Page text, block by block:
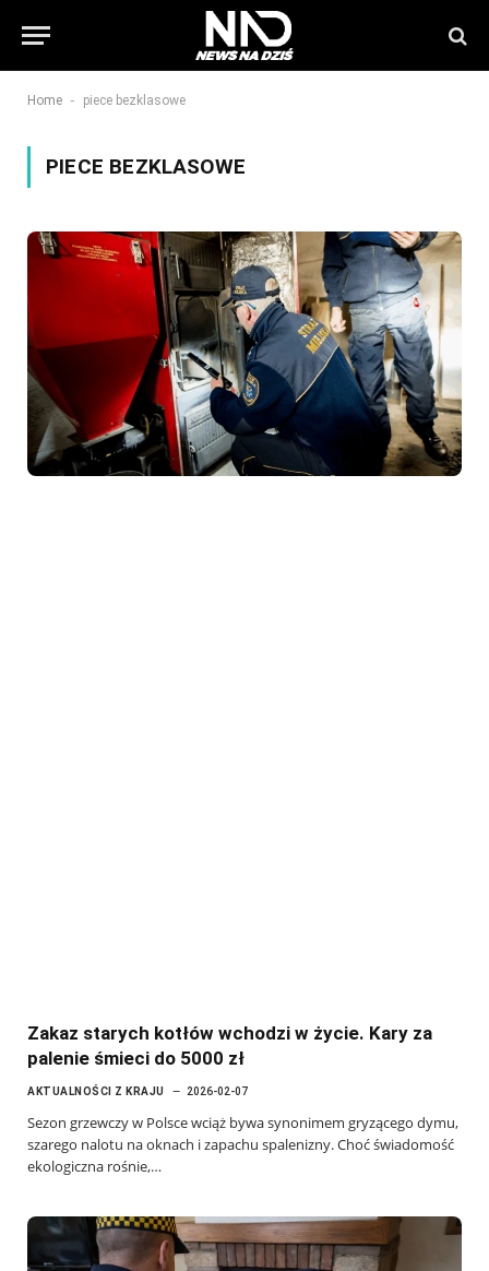
Home - piece bezklasowe
PIECE BEZKLASOWE
Zakaz starych kotłów wchodzi w życie. Kary za
palenie śmieci do 5000 zł
AKTUALNOŚCI Z KRAJU 2026-02-07
Sezon grzewczy w Polsce wciąż bywa synonimem gryzącego dymu,
szarego nalotu na oknach i zapachu spalenizny. Choć świadomość
ekologiczna rośnie,…